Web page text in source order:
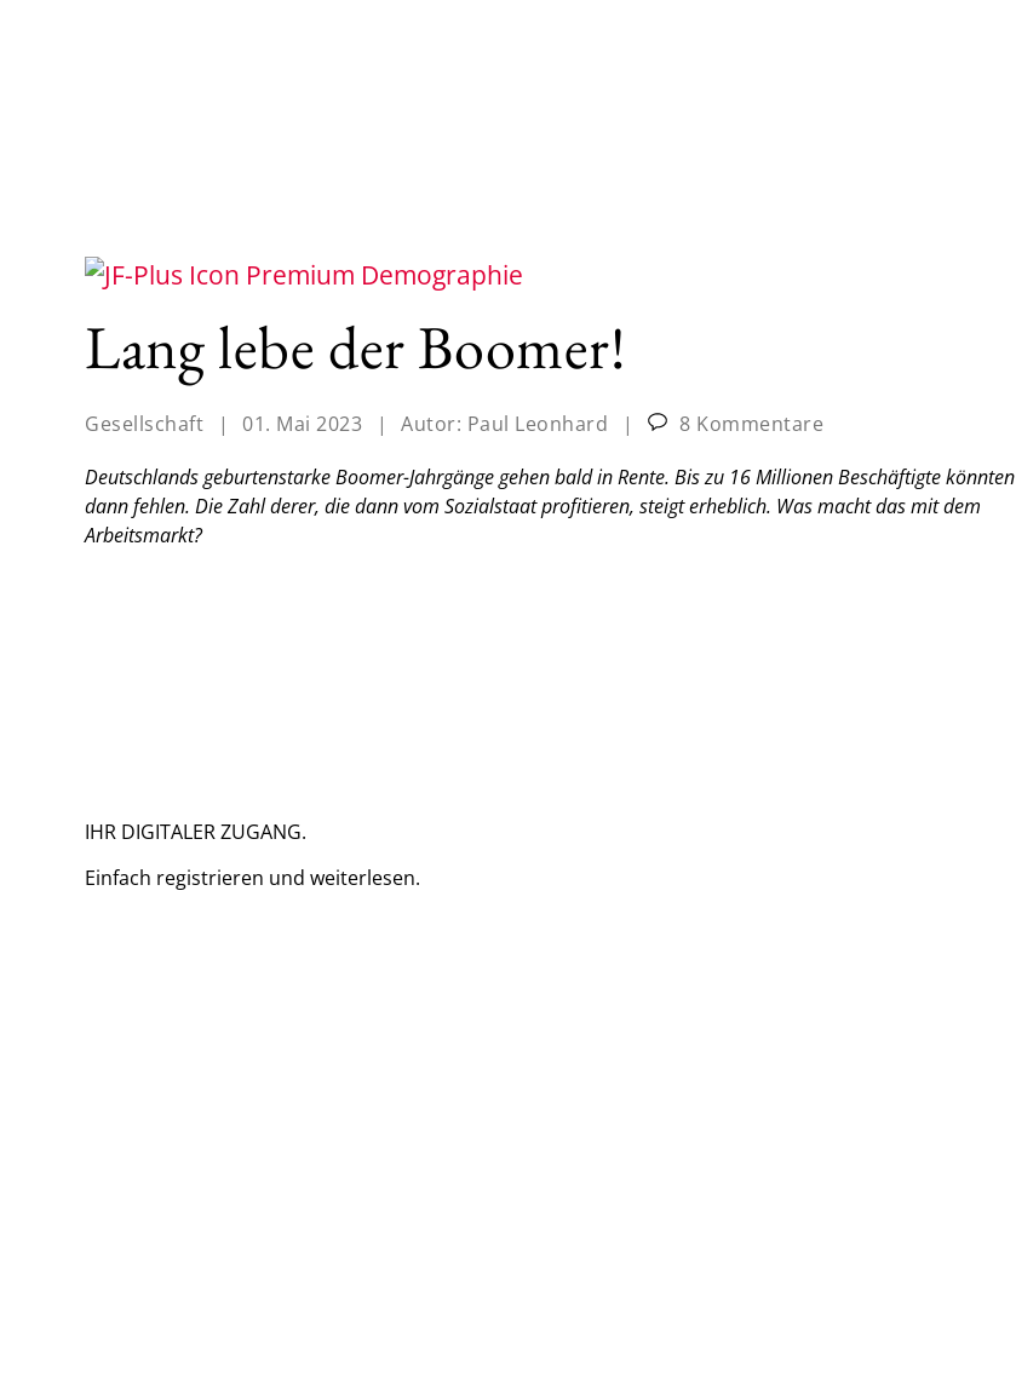
Demographie
Lang lebe der Boomer!
Gesellschaft | 01. Mai 2023 | Autor: Paul Leonhard |
8 Kommentare
Deutschlands geburtenstarke Boomer-Jahrgänge gehen bald in Rente. Bis zu 16 Millionen Beschäftigte könnten
dann fehlen. Die Zahl derer, die dann vom Sozialstaat profitieren, steigt erheblich. Was macht das mit dem
Arbeitsmarkt?
IHR DIGITALER ZUGANG.
Einfach registrieren und weiterlesen.